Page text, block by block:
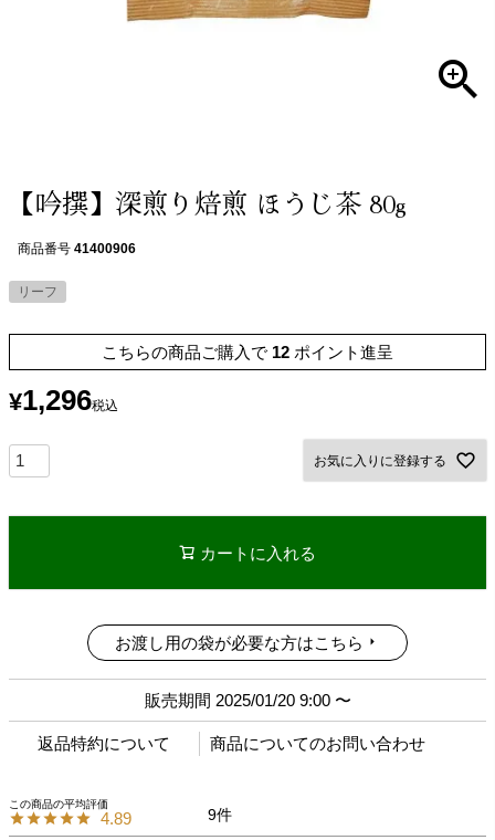
【吟撰】深煎り焙煎 ほうじ茶 80g
商品番号 41400906
リーフ
こちらの商品ご購入で 12 ポイント進呈
¥1,296税込
お気に入りに登録する
カートに入れる
お渡し用の袋が必要な方はこちら
販売期間 2025/01/20 9:00 〜
返品特約について 商品についてのお問い合わせ
4.89 9